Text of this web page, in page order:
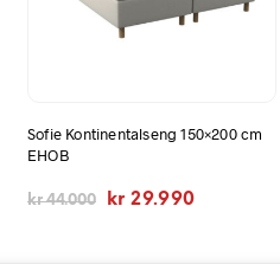
Sofie Kontinentalseng 150×200 cm
EHOB
kr44.000
Opprinnelig
kr 29.990Nåværende